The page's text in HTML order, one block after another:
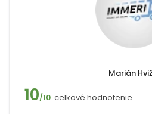
Marián
10/10 celkové hodnotenie